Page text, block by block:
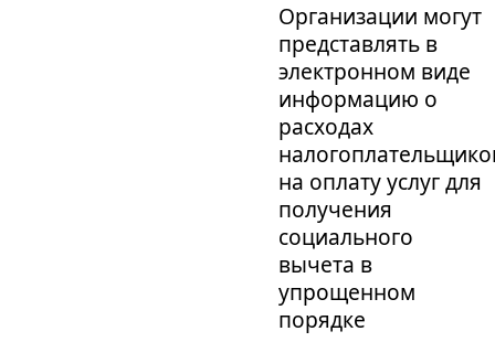
Организации могут
представлять в
электронном виде
информацию о
расходах
на оплату услуг для
получения
социального
вычета в
упрощенном
порядке